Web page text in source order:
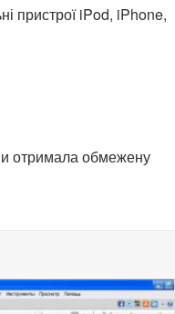
пристрої iPod, iPhone,
отримала обмежену